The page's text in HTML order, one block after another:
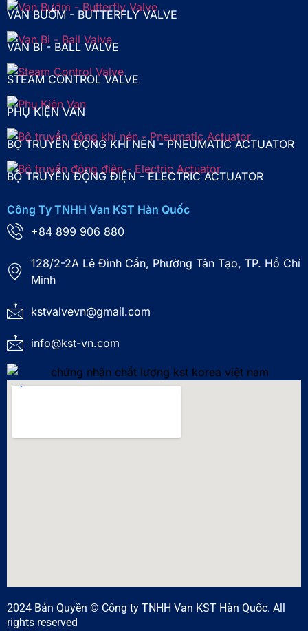
VAN BƯỚM - BUTTERFLY VALVE
VAN BI - BALL VALVE
STEAM CONTROL VALVE
PHỤ KIỆN VAN
BỘ TRUYỀN ĐỘNG KHÍ NÉN - PNEUMATIC ACTUATOR
BỘ TRUYỀN ĐỘNG ĐIỆN - ELECTRIC ACTUATOR
Công Ty TNHH Van KST Hàn Quốc
+84 899 906 880
128/2-2A Lê Đình Cẩn, Phường Tân Tạo, TP. Hồ Chí
Minh
kstvalvevn@gmail.com
info@kst-vn.com
2024 Bản Quyền © Công ty TNHH Van KST Hàn Quốc. All
rights reserved